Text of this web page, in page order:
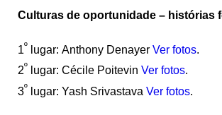
Culturas de oportunidade – histórias
1º lugar: Anthony Denayer Ver fotos.
2º lugar: Cécile Poitevin Ver fotos.
3º lugar: Yash Srivastava Ver fotos.